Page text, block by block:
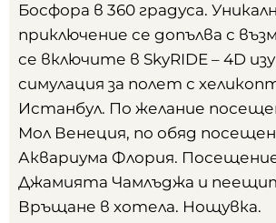
Босфора в 360 градуса.
приключение се допълва с
се включите в SkyRIDE – 4D
симулация за полет с
Истанбул. По желание
Мол Венеция, по обяд
Аквариума Флория.
Джамията Чамлъджа и
Връщане в хотела. Нощувка.